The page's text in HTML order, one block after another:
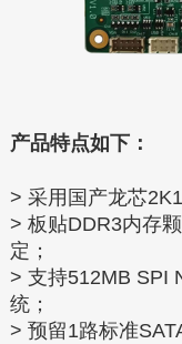
产品特点如下：
> 采用国产龙芯
> 板贴DDR3内存
定；
> 支持512MB SPI
统；
> 预留1路标准